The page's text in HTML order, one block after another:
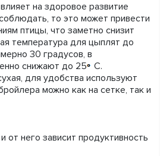
на здоровое развитие
то это может привести
птицы, что заметно снизит
температура для цыплят до
30 градусов, в
снижают до 25
С.
для удобства используют
можно как на сетке, так и
него зависит продуктивность